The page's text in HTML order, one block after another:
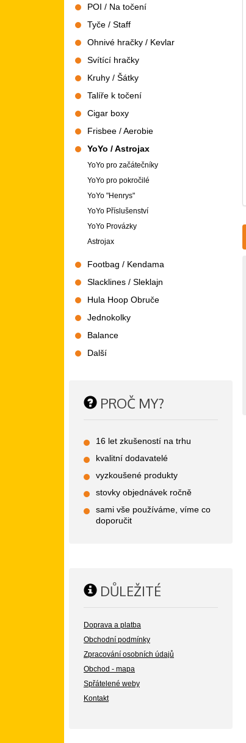
POI / Na točení
Tyče / Staff
Ohnivé hračky / Kevlar
Svítící hračky
Kruhy / Šátky
Talíře k točení
Cigar boxy
Frisbee / Aerobie
YoYo / Astrojax
YoYo pro začátečníky
YoYo pro pokročilé
YoYo "Henrys"
YoYo Příslušenství
YoYo Provázky
Astrojax
Footbag / Kendama
Slacklines / Sleklajn
Hula Hoop Obruče
Jednokolky
Balance
Další
PROČ MY?
16 let zkušeností na trhu
kvalitní dodavatelé
vyzkoušené produkty
stovky objednávek ročně
sami vše používáme, víme co
doporučit
DŮLEŽITÉ
Doprava a platba
Obchodní podmínky
Zpracování osobních údajů
Obchod - mapa
Spřátelené weby
Kontakt